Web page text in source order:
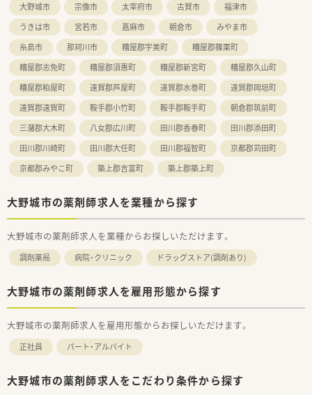
大野城市
宗像市 太宰府市 古賀市
福津市
うきは市
宮若市 嘉麻市 朝倉市
みやま市
糸島市
那珂川市 糟屋郡宇美町
糟屋郡篠栗町
糟屋郡志免町
糟屋郡須惠町 糟屋郡新宮町
糟屋郡久山町
糟屋郡粕屋町
遠賀郡芦屋町 遠賀郡水巻町
遠賀郡岡垣町
遠賀郡遠賀町
鞍手郡小竹町 鞍手郡鞍手町
朝倉郡筑前町
三潴郡大木町
八女郡広川町 田川郡香春町
田川郡添田町
田川郡川崎町
田川郡大任町 田川郡福智町
京都郡苅田町
京都郡みやこ町
築上郡吉富町 築上郡築上町
大野城市の薬剤師求人を業種から探す
大野城市の薬剤師求人を業種からお探しいただけます。
調剤薬局 病院・クリニック ドラッグストア(調剤あり)
大野城市の薬剤師求人を雇用形態から探す
大野城市の薬剤師求人を雇用形態からお探しいただけます。
正社員 パート・アルバイト
大野城市の薬剤師求人をこだわり条件から探す